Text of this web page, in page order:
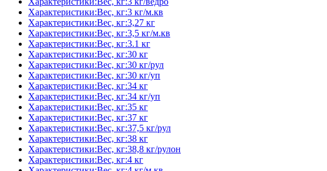
Характеристики:Вес, кг:3 кг/м.кв
Характеристики:Вес, кг:3,27 кг
Характеристики:Вес, кг:3,5 кг/м.кв
Характеристики:Вес, кг:3.1 кг
Характеристики:Вес, кг:30 кг
Характеристики:Вес, кг:30 кг/рул
Характеристики:Вес, кг:30 кг/уп
Характеристики:Вес, кг:34 кг
Характеристики:Вес, кг:34 кг/уп
Характеристики:Вес, кг:35 кг
Характеристики:Вес, кг:37 кг
Характеристики:Вес, кг:37,5 кг/рул
Характеристики:Вес, кг:38 кг
Характеристики:Вес, кг:38,8 кг/рулон
Характеристики:Вес, кг:4 кг